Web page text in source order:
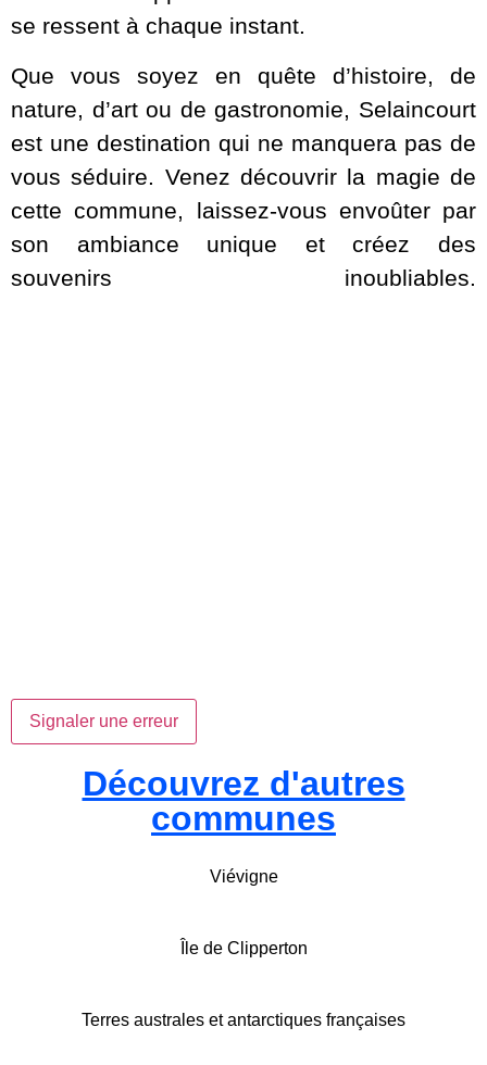
se ressent à chaque instant.
Que vous soyez en quête d’histoire, de
nature, d’art ou de gastronomie, Selaincourt
est une destination qui ne manquera pas de
vous séduire. Venez découvrir la magie de
cette commune, laissez-vous envoûter par
son ambiance unique et créez des
souvenirs inoubliables.
Signaler une erreur
Découvrez d'autres
communes
Viévigne
Île de Clipperton
Terres australes et antarctiques françaises